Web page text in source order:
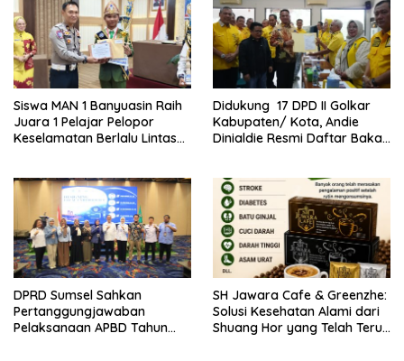
Siswa MAN 1 Banyuasin Raih
Juara 1 Pelajar Pelopor
Keselamatan Berlalu Lintas
Didukung 17 DPD II Golkar
Kabupaten/ Kota, Andie
Dinialdie Resmi Daftar Bakal
DPRD Sumsel Sahkan
Pertanggungjawaban
Pelaksanaan APBD Tahun
SH Jawara Cafe & Greenzhe:
Solusi Kesehatan Alami dari
Shuang Hor yang Telah Teruji